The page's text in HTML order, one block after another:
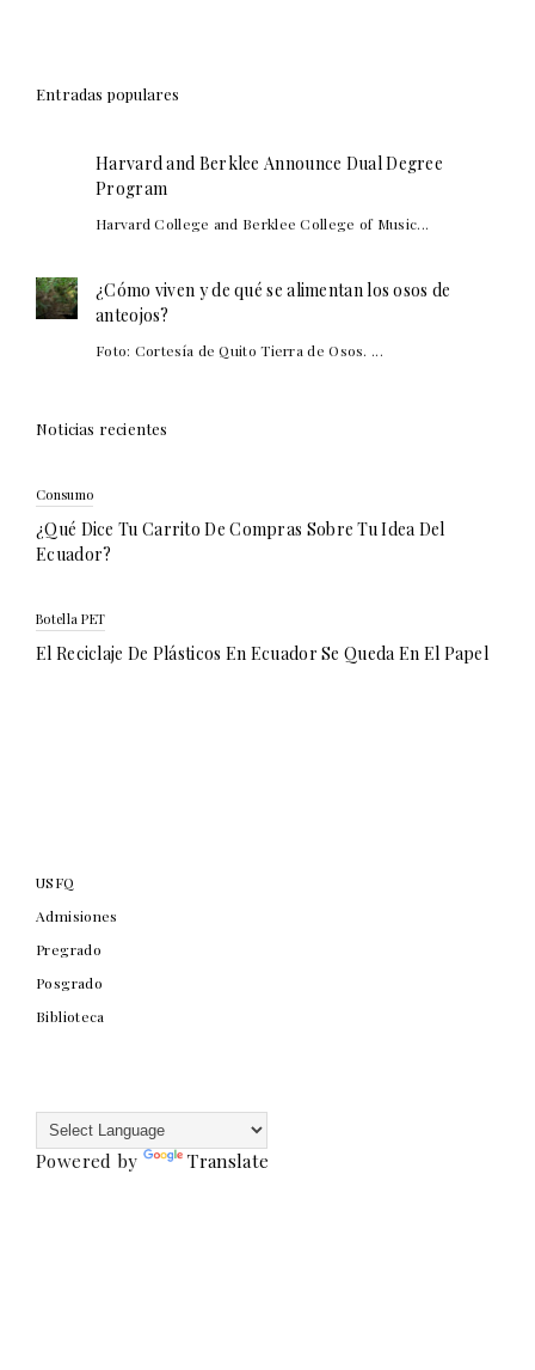
Entradas populares
Harvard and Berklee Announce Dual Degree
Program
Harvard College and Berklee College of Music...
¿Cómo viven y de qué se alimentan los osos de
anteojos?
Foto: Cortesía de Quito Tierra de Osos. ...
Noticias recientes
Consumo
¿Qué Dice Tu Carrito De Compras Sobre Tu Idea Del
Ecuador?
Botella PET
El Reciclaje De Plásticos En Ecuador Se Queda En El Papel
USFQ
Admisiones
Pregrado
Posgrado
Biblioteca
Powered by Translate